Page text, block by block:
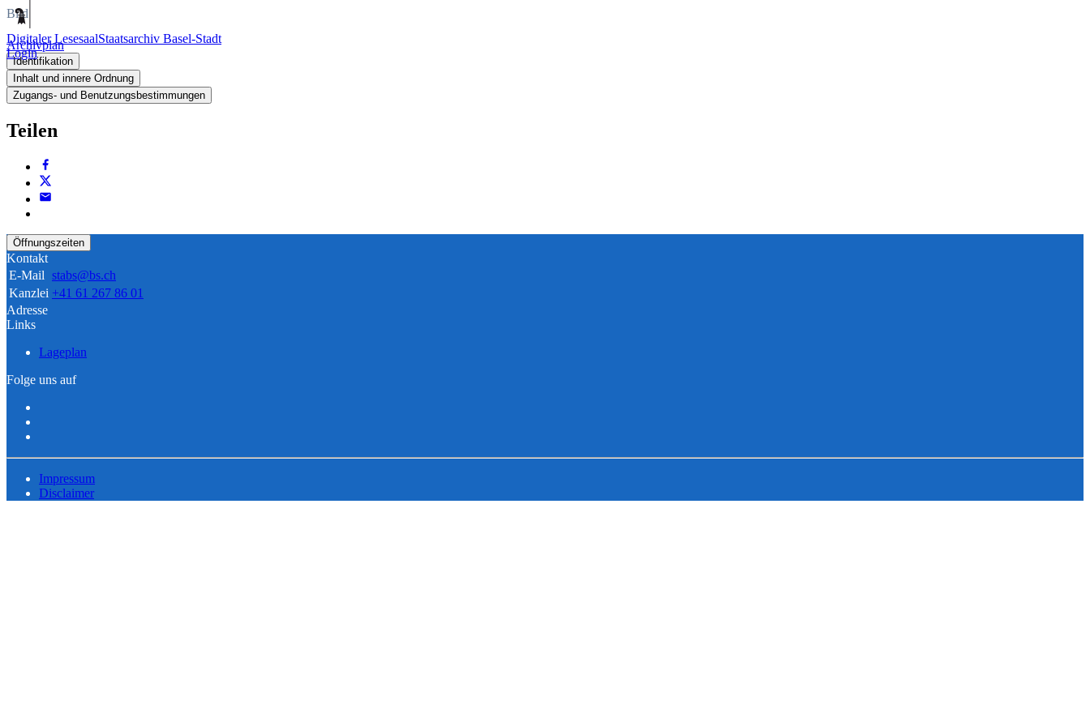
Digitaler LesesaalStaatsarchiv Basel-Stadt
Login
Bild
Archivplan
Identifikation
Inhalt und innere Ordnung
Zugangs- und Benutzungsbestimmungen
Teilen
Öffnungszeiten
Kontakt
E-Mail stabs@bs.ch
Kanzlei +41 61 267 86 01
Adresse
Links
Lageplan
Folge uns auf
Impressum
Disclaimer